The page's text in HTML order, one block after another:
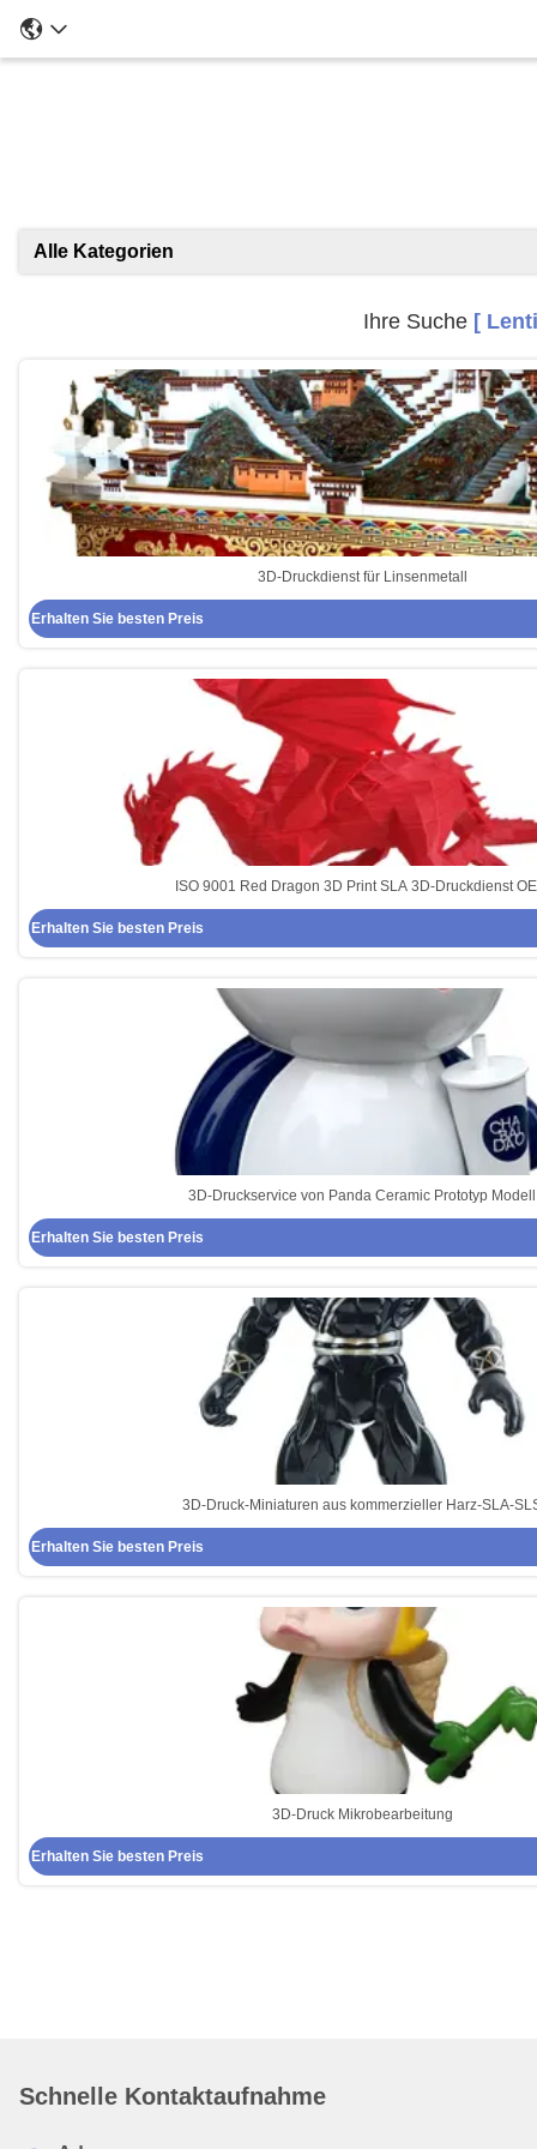
Alle Kategorien
Ihre Suche [
3D-Druckdienst für Linsenmetall
Erhalten Sie besten Preis
ISO 9001 Red Dragon 3D Print SLA 3D-Druckdienst
Erhalten Sie besten Preis
3D-Druckservice von Panda Ceramic Prototyp Modell
Erhalten Sie besten Preis
3D-Druck-Miniaturen aus kommerzieller Harz-SLA-
Erhalten Sie besten Preis
3D-Druck Mikrobearbeitung
Erhalten Sie besten Preis
Schnelle Kontaktaufnahme